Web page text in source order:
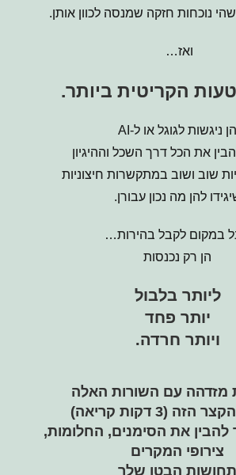
נוכחות חזקה שמנסה לכוון אותן.
ואז…
הקריטית ביותר.
הן ניגשות לגוגל או ל-AI
את הכל דרך השכל וההיגיון
שוב ושוב במתקשרות חיצוניות
להן מה נכון עבורן.
במקום לקבל בהירות…
הן רק נכנסות
ליותר בלבול
יותר פחד
ויותר חרדה.
מזדהה עם השורות האלה
הזה (3 דקות קריאה)
להבין את הסימנים, החלומות,
צירופי המקרים
הבטן שלך